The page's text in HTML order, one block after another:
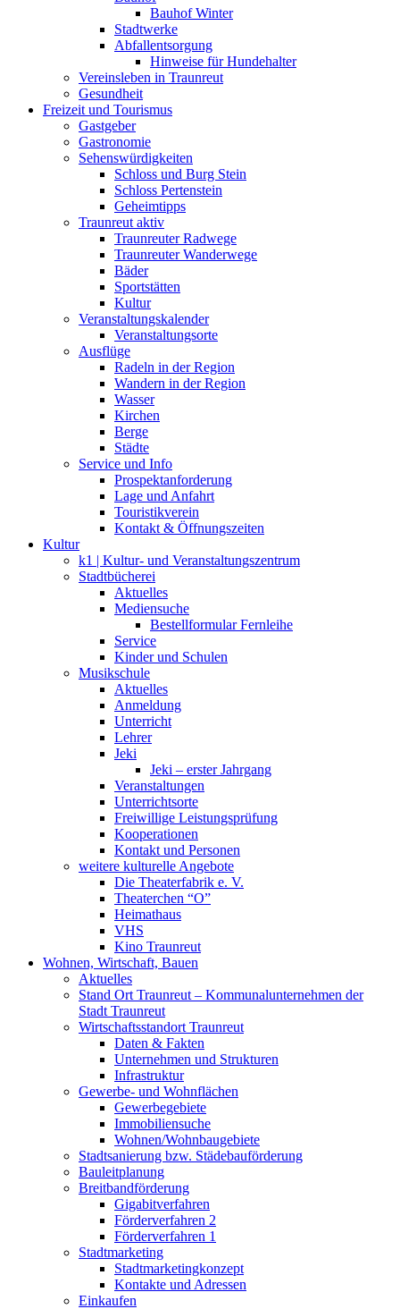
Bauhof Winter
Stadtwerke
Abfallentsorgung
Hinweise für Hundehalter
Vereinsleben in Traunreut
Gesundheit
Freizeit und Tourismus
Gastgeber
Gastronomie
Sehenswürdigkeiten
Schloss und Burg Stein
Schloss Pertenstein
Geheimtipps
Traunreut aktiv
Traunreuter Radwege
Traunreuter Wanderwege
Bäder
Sportstätten
Kultur
Veranstaltungskalender
Veranstaltungsorte
Ausflüge
Radeln in der Region
Wandern in der Region
Wasser
Kirchen
Berge
Städte
Service und Info
Prospektanforderung
Lage und Anfahrt
Touristikverein
Kontakt & Öffnungszeiten
Kultur
k1 | Kultur- und Veranstaltungszentrum
Stadtbücherei
Aktuelles
Mediensuche
Bestellformular Fernleihe
Service
Kinder und Schulen
Musikschule
Aktuelles
Anmeldung
Unterricht
Lehrer
Jeki
Jeki – erster Jahrgang
Veranstaltungen
Unterrichtsorte
Freiwillige Leistungsprüfung
Kooperationen
Kontakt und Personen
weitere kulturelle Angebote
Die Theaterfabrik e. V.
Theaterchen “O”
Heimathaus
VHS
Kino Traunreut
Wohnen, Wirtschaft, Bauen
Aktuelles
Stand Ort Traunreut – Kommunalunternehmen der
Stadt Traunreut
Wirtschaftsstandort Traunreut
Daten & Fakten
Unternehmen und Strukturen
Infrastruktur
Gewerbe- und Wohnflächen
Gewerbegebiete
Immobiliensuche
Wohnen/Wohnbaugebiete
Stadtsanierung bzw. Städebauförderung
Bauleitplanung
Breitbandförderung
Gigabitverfahren
Förderverfahren 2
Förderverfahren 1
Stadtmarketing
Stadtmarketingkonzept
Kontakte und Adressen
Einkaufen